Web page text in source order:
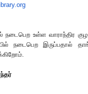
நடைபெற உள்ள வாராந்திர
நடைபெற இருப்பதால்